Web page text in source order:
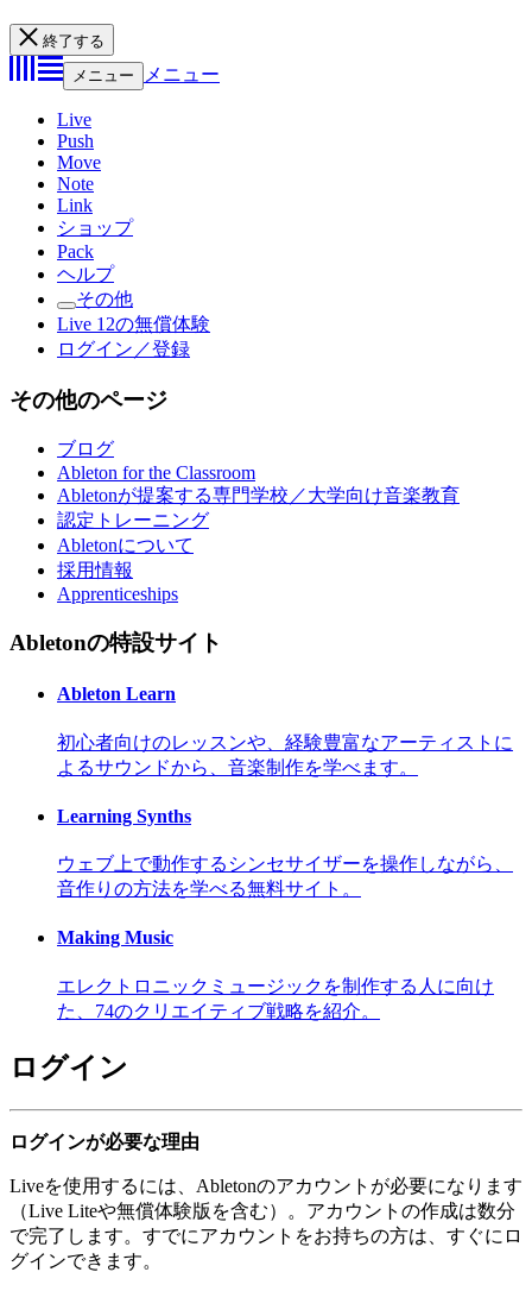
終了する
メニュー
メニュー
Live
Push
Move
Note
Link
ショップ
Pack
ヘルプ
その他
Live 12の無償体験
ログイン／登録
その他のページ
ブログ
Ableton for the Classroom
Abletonが提案する専門学校／大学向け音楽教育
認定トレーニング
Abletonについて
採用情報
Apprenticeships
Abletonの特設サイト
Ableton Learn
初心者向けのレッスンや、経験豊富なアーティストに
よるサウンドから、音楽制作を学べます。
Learning Synths
ウェブ上で動作するシンセサイザーを操作しながら、
音作りの方法を学べる無料サイト。
Making Music
エレクトロニックミュージックを制作する人に向け
た、74のクリエイティブ戦略を紹介。
ログイン
ログインが必要な理由
Liveを使用するには、Abletonのアカウントが必要になります
（Live Liteや無償体験版を含む）。アカウントの作成は数分
で完了します。すでにアカウントをお持ちの方は、すぐにロ
グインできます。